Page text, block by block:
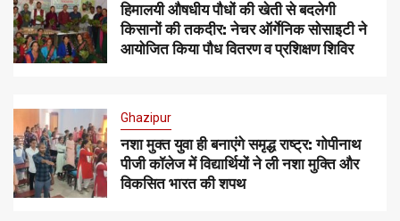
हिमालयी औषधीय पौधों की खेती से बदलेगी
किसानों की तकदीर: नेचर ऑर्गेनिक सोसाइटी ने
आयोजित किया पौध वितरण व प्रशिक्षण शिविर
Ghazipur
नशा मुक्त युवा ही बनाएंगे समृद्ध राष्ट्र: गोपीनाथ
पीजी कॉलेज में विद्यार्थियों ने ली नशा मुक्ति और
विकसित भारत की शपथ